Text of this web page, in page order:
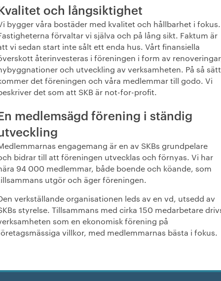
och långsiktighet
bygger våra bostäder med kvalitet och hållbarhet i fokus.
förvaltar vi själva och på lång sikt. Faktum är
vi sedan start inte sålt ett enda hus. Vårt finansiella
återinvesteras i föreningen i form av
och utveckling av verksamheten. På så sätt
det föreningen och våra medlemmar till godo. Vi
det som att SKB är not-for-profit.
medlemsägd förening i ständig
engagemang är en av SKBs grundpelare
bidrar till att föreningen utvecklas och förnyas. Vi har
94 000 medlemmar, både boende och köande, som
utgör och äger föreningen.
verkställande organisationen leds av en vd, utsedd av
styrelse. Tillsammans med cirka 150 medarbetare
som en ekonomisk förening på
villkor, med medlemmarnas bästa i fokus.